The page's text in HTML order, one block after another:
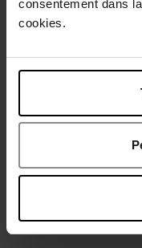
consentement dans
cookies.
Gebruiksadvies